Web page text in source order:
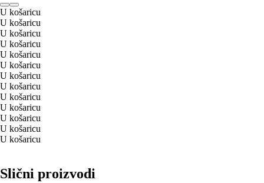
U košaricu
U košaricu
U košaricu
U košaricu
U košaricu
U košaricu
U košaricu
U košaricu
U košaricu
U košaricu
U košaricu
U košaricu
U košaricu
Slični proizvodi